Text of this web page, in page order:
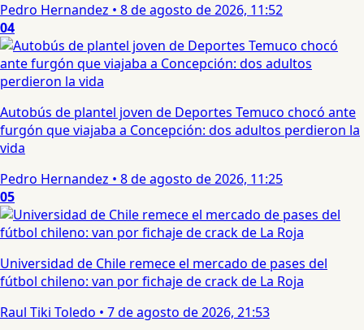
Pedro Hernandez • 8 de agosto de 2026, 11:52
04
Autobús de plantel joven de Deportes Temuco chocó ante
furgón que viajaba a Concepción: dos adultos perdieron la
vida
Pedro Hernandez • 8 de agosto de 2026, 11:25
05
Universidad de Chile remece el mercado de pases del
fútbol chileno: van por fichaje de crack de La Roja
Raul Tiki Toledo • 7 de agosto de 2026, 21:53